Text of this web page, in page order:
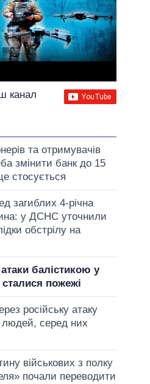
канал
та отримувачів
змінити банк до 15
стосується
загиблих 4-річна
у ДСНС уточнили
обстрілу на
балістикою у
пожежі
російську атаку
людей, серед них
військових з полку
почали переводити